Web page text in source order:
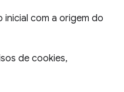
inicial com a origem do
de cookies,